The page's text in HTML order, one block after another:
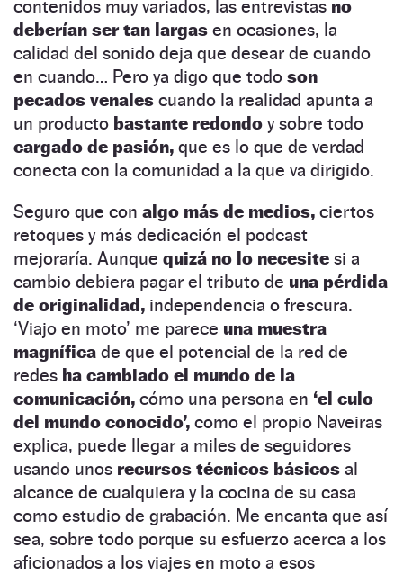
contenidos muy variados, las entrevistas no
deberían ser tan largas en ocasiones, la
calidad del sonido deja que desear de cuando
en cuando… Pero ya digo que todo son
pecados venales cuando la realidad apunta a
un producto bastante redondo y sobre todo
cargado de pasión, que es lo que de verdad
conecta con la comunidad a la que va dirigido.
Seguro que con algo más de medios, ciertos
retoques y más dedicación el podcast
mejoraría. Aunque quizá no lo necesite si a
cambio debiera pagar el tributo de una pérdida
de originalidad, independencia o frescura.
‘Viajo en moto’ me parece una muestra
magnífica de que el potencial de la red de
redes ha cambiado el mundo de la
comunicación, cómo una persona en ‘el culo
del mundo conocido’, como el propio Naveiras
explica, puede llegar a miles de seguidores
usando unos recursos técnicos básicos al
alcance de cualquiera y la cocina de su casa
como estudio de grabación. Me encanta que así
sea, sobre todo porque su esfuerzo acerca a los
aficionados a los viajes en moto a esos